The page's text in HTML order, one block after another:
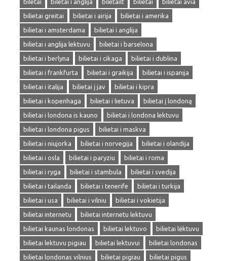
biletai
biletai i anglija biletailt bilietai
bilietai avia
bilietai greitai
bilietai i airija
bilietai i amerika
bilietai i amsterdama
bilietai i anglija
bilietai i anglija lektuvu
bilietai i barselona
bilietai i berlyna
bilietai i cikaga
bilietai i dublina
bilietai i frankfurta
bilietai i graikija
bilietai i ispanija
bilietai i italija
bilietai į jav
bilietai i kipra
bilietai i kopenhaga
bilietai i lietuva
bilietai į londoną
bilietai i londona is kauno
bilietai i londona lektuvu
bilietai i londona pigus
bilietai i maskva
bilietai i niujorka
bilietai i norvegija
bilietai i olandija
bilietai i osla
bilietai i paryziu
bilietai i roma
bilietai i ryga
bilietai i stambula
bilietai i svedija
bilietai i tailanda
bilietai i tenerife
bilietai i turkija
bilietai i usa
bilietai i vilniu
bilietai i vokietija
bilietai internetu
bilietai internetu lektuvu
bilietai kaunas londonas
bilietai lektuvo
bilietai lėktuvu
bilietai lektuvu pigiau
bilietai lektuvui
bilietai londonas
bilietai londonas vilnius
bilietai pigiau
bilietai pigus